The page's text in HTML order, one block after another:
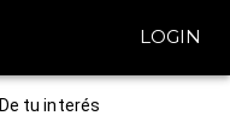
LOGIN
De tu interés